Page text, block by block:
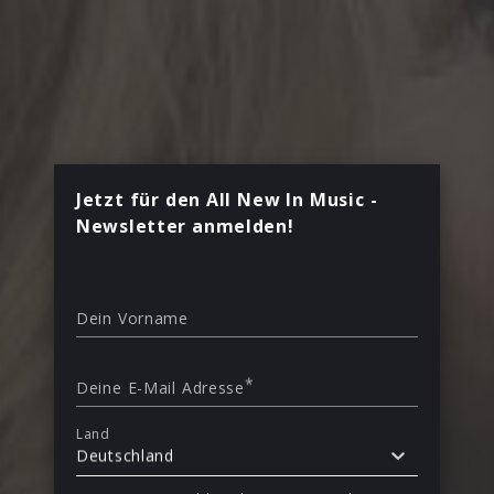
Jetzt für den All New In Music -
Newsletter anmelden!
Dein Vorname
Deine E-Mail Adresse*
Land
Deutschland